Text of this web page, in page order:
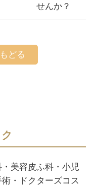
せんか？
どる
美容皮ふ科・小児
・ドクターズコス